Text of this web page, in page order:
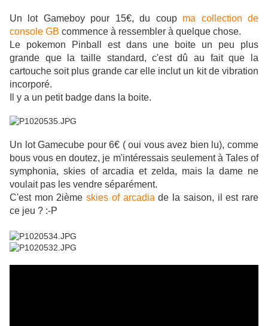
Un lot Gameboy pour 15€, du coup ma collection de
console GB commence à ressembler à quelque chose.
Le pokemon Pinball est dans une boite un peu plus
grande que la taille standard, c'est dû au fait que la
cartouche soit plus grande car elle inclut un kit de vibration
incorporé.
Il y a un petit badge dans la boite.
Un lot Gamecube pour 6€ ( oui vous avez bien lu), comme
bous vous en doutez, je m'intéressais seulement à Tales of
symphonia, skies of arcadia et zelda, mais la dame ne
voulait pas les vendre séparément.
C'est mon 2ièmeskies of arcadia de la saison, il est rare
ce jeu ? :-P